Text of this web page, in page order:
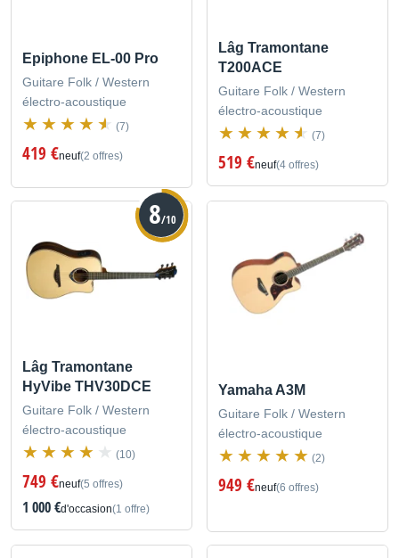
Epiphone EL-00 Pro
Guitare Folk / Western
électro-acoustique
(7)
419 €neuf(2 offres)
Lâg Tramontane
T200ACE
Guitare Folk / Western
électro-acoustique
(7)
519 €neuf(4 offres)
8/10
Lâg Tramontane
HyVibe THV30DCE
Guitare Folk / Western
électro-acoustique
(10)
749 €neuf(5 offres)
1 000 €d'occasion(1 offre)
Yamaha A3M
Guitare Folk / Western
électro-acoustique
(2)
949 €neuf(6 offres)